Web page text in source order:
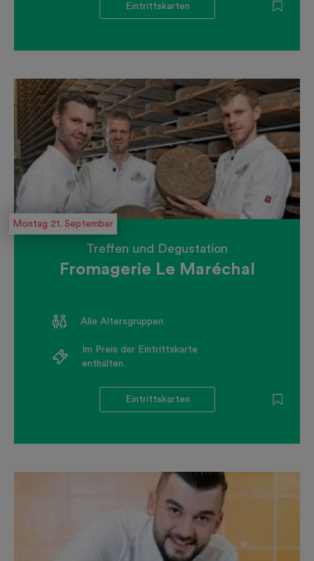
Eintrittskarten
Montag 21. September
Treffen und Degustation
Fromagerie Le Maréchal
Alle Altersgruppen
Im Preis der Eintrittskarte
enthalten
Eintrittskarten